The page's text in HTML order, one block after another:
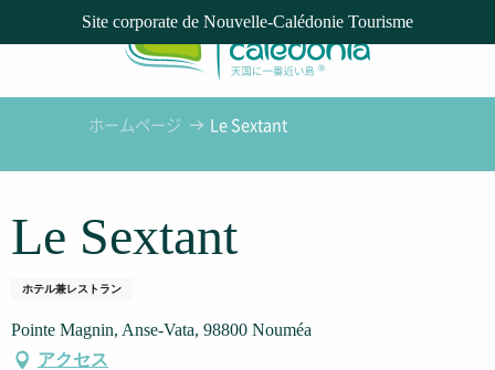
Site corporate de Nouvelle-Calédonie Tourisme
ホームページ Le Sextant
Le Sextant
ホテル兼レストラン
Pointe Magnin, Anse-Vata, 98800 Nouméa
アクセス